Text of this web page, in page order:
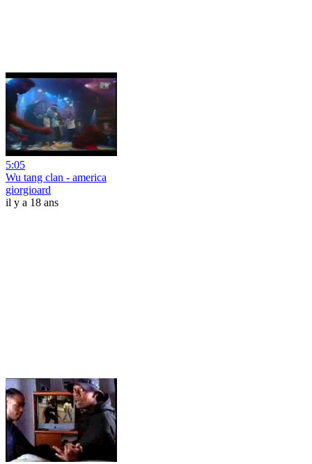
5:05
Wu tang clan - america
giorgioard
il y a 18 ans